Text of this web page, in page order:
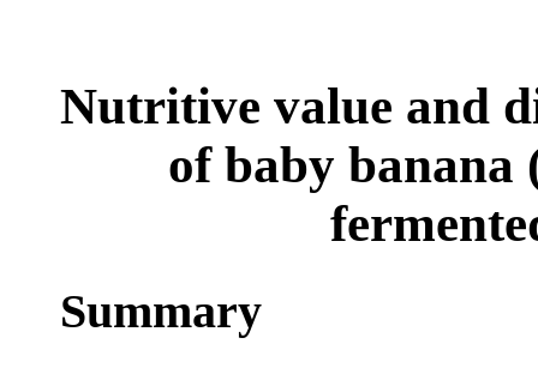
Nutritive value and
of baby banana
Summary